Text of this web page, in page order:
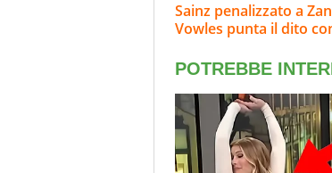
Sainz penalizzato a
Vowles punta il dito